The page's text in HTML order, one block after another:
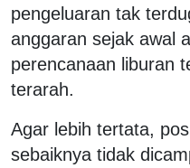
pengeluaran tak
anggaran sejak awal
perencanaan liburan
terarah.
Agar lebih tertata,
sebaiknya tidak